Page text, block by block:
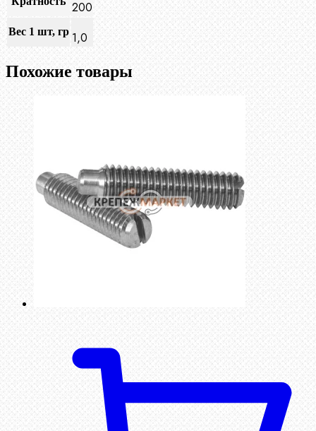
200
Вес 1 шт, гр 1,0
Похожие товары